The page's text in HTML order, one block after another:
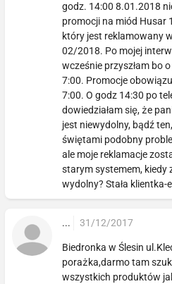
godz. 14:00 8.01.2018
promocji na miód Husar
który jest reklamowany
02/2018. Po mojej
wcześnie przyszłam bo
7:00. Promocje
7:00. O godz 14:30 po
dowiedziałam się, że
jest niewydolny, bądź
świętami podobny
ale moje reklamacje
starym systemem, kiedy
wydolny? Stała klientka-
... 31/12/2017
Biedronka w Ślesin
porażka,darmo tam
wszystkich produktów